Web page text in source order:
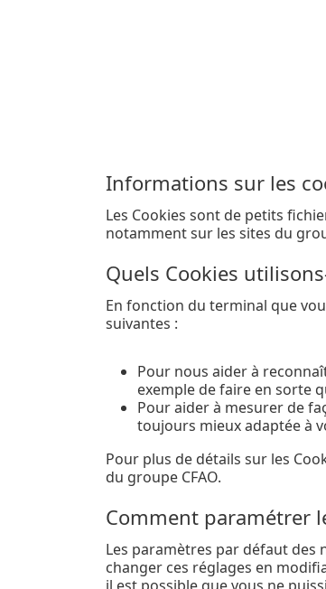
Informations sur les
Les Cookies sont de petits
notamment sur les sites du
Quels Cookies
En fonction du terminal que
suivantes :
Pour nous aider à
exemple de faire en sorte
Pour aider à mesurer de
toujours mieux adaptée à
Pour plus de détails sur les
du groupe CFAO.
Comment paramétrer
Les paramètres par défaut des
changer ces réglages en
il est possible que vous ne